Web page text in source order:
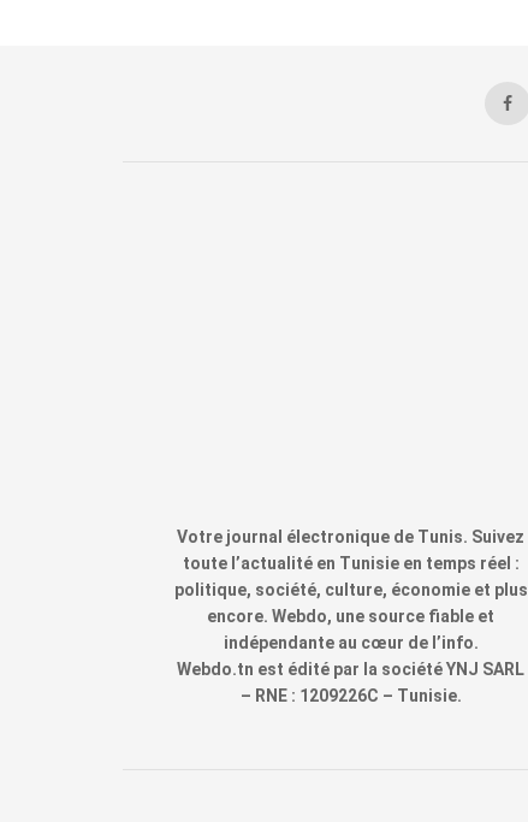
Votre journal électronique de Tunis. Suivez
toute l’actualité en Tunisie en temps réel :
politique, société, culture, économie et plus
encore. Webdo, une source fiable et
indépendante au cœur de l’info.
Webdo.tn est édité par la société YNJ SARL
– RNE : 1209226C – Tunisie.